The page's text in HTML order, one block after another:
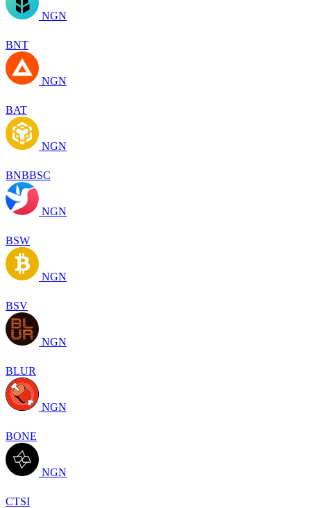
NGN
BNT
NGN
BAT
NGN
BNBBSC
NGN
BSW
NGN
BSV
NGN
BLUR
NGN
BONE
NGN
CTSI